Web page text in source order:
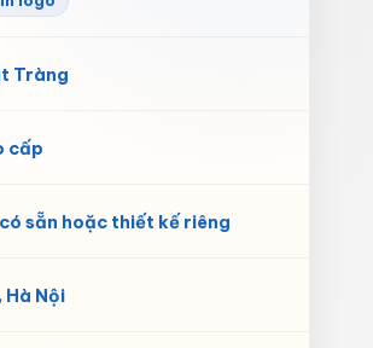
Tràng
cấp
sẵn hoặc thiết kế riêng
Nội